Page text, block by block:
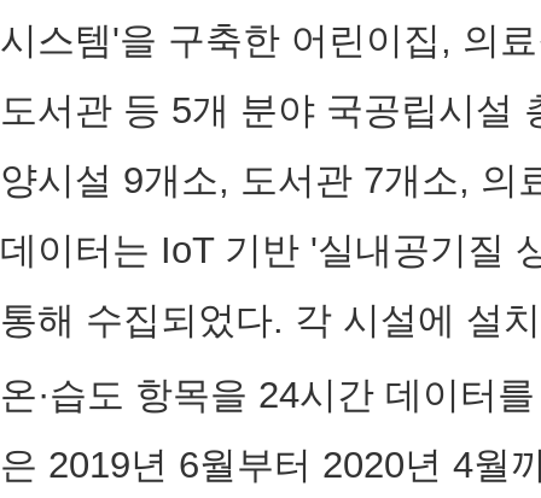
시스템'을 구축한 어린이집, 의
도서관 등 5개 분야 국공립시설
양시설 9개소, 도서관 7개소, 의
데이터는 IoT 기반 '실내공기질
통해 수집되었다. 각 시설에 설
온·습도 항목을 24시간 데이터
은 2019년 6월부터 2020년 4월